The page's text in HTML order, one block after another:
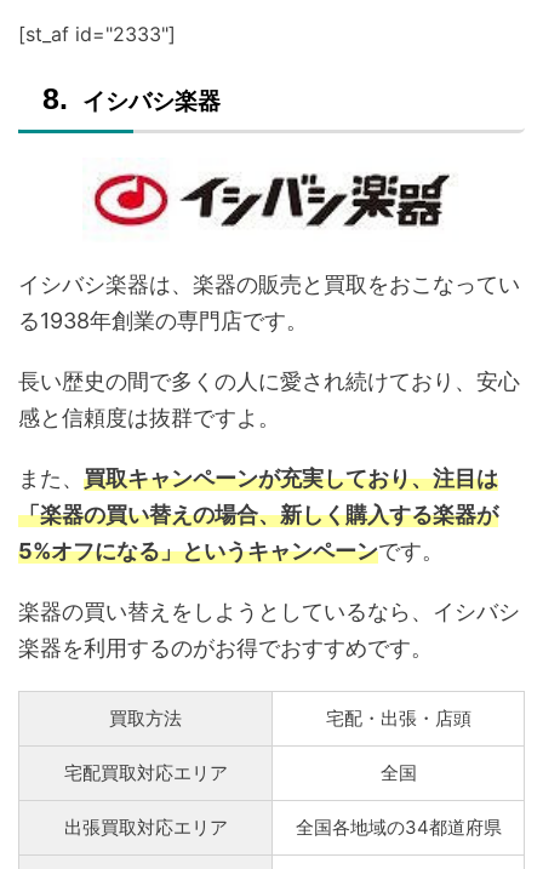
[st_af id="2333"]
イシバシ楽器
イシバシ楽器は、楽器の販売と買取をおこなってい
る1938年創業の専門店です。
長い歴史の間で多くの人に愛され続けており、安心
感と信頼度は抜群ですよ。
また、 買取キャンペーンが充実しており、注目は
「楽器の買い替えの場合、新しく購入する楽器が
5%オフになる」というキャンペーンです。
楽器の買い替えをしようとしているなら、イシバシ
楽器を利用するのがお得でおすすめです。
買取方法 宅配・出張・店頭
宅配買取対応エリア 全国
出張買取対応エリア 全国各地域の34都道府県